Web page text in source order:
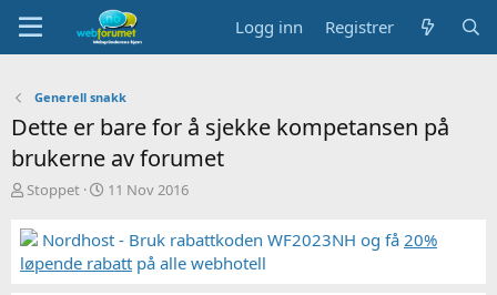
Logg inn Registrer
Generell snakk
Dette er bare for å sjekke kompetansen på
brukerne av forumet
T
å
d
s
Stoppet
S
r
t
11 Nov 2016
Nordhost - Bruk rabattkoden WF2023NH og få 20%
løpende rabatt på alle webhotell